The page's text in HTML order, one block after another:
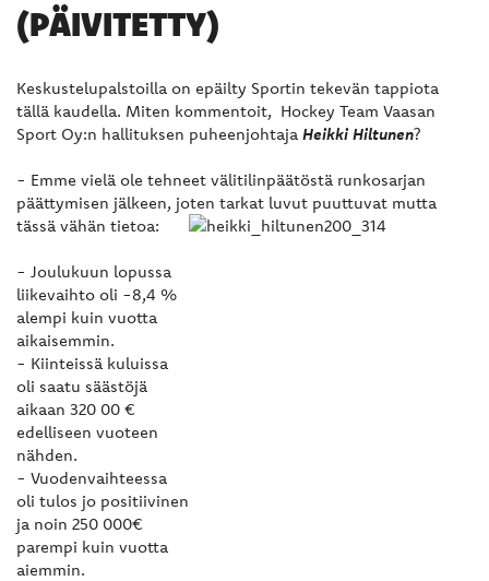
(PÄIVITETTY)
Keskustelupalstoilla on epäilty Sportin tekevän tappiota
tällä kaudella. Miten kommentoit, Hockey Team Vaasan
Sport Oy:n hallituksen puheenjohtaja Heikki Hiltunen?
- Emme vielä ole tehneet välitilinpäätöstä runkosarjan
päättymisen jälkeen, joten tarkat luvut puuttuvat mutta
tässä vähän tietoa:
- Joulukuun lopussa
liikevaihto oli -8,4 %
alempi kuin vuotta
aikaisemmin.
- Kiinteissä kuluissa
oli saatu säästöjä
aikaan 320 00 €
edelliseen vuoteen
nähden.
- Vuodenvaihteessa
oli tulos jo positiivinen
ja noin 250 000€
parempi kuin vuotta
aiemmin.